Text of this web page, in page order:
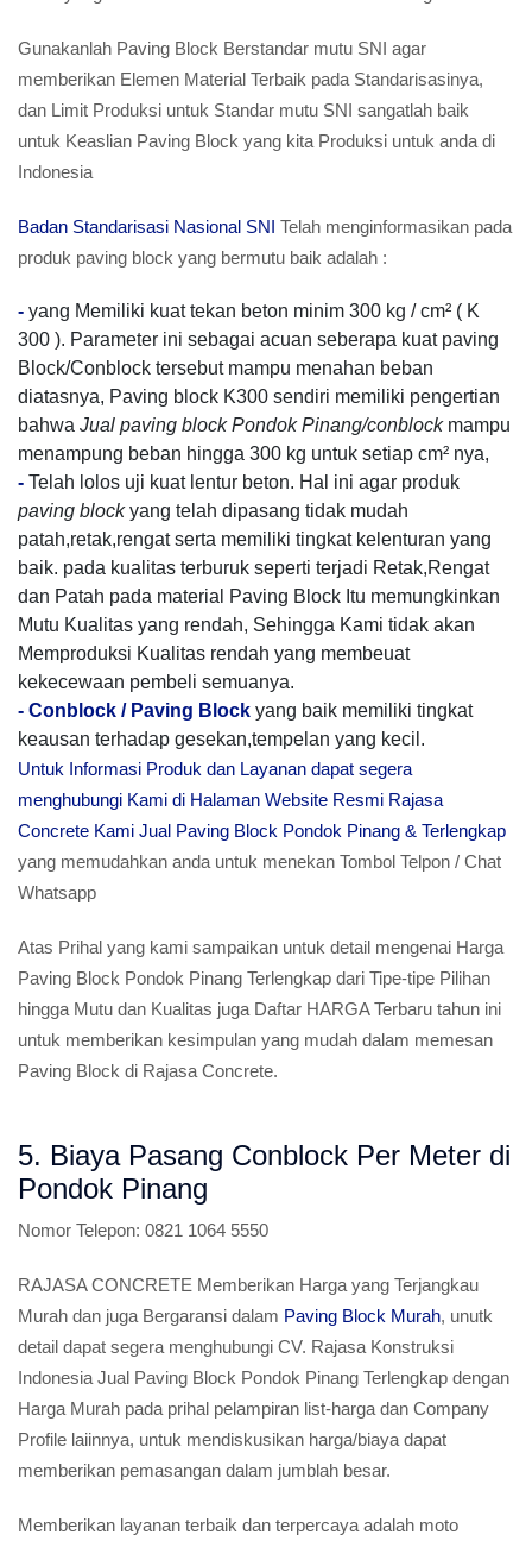
Gunakanlah Paving Block Berstandar mutu SNI agar
memberikan Elemen Material Terbaik pada Standarisasinya,
dan Limit Produksi untuk Standar mutu SNI sangatlah baik
untuk Keaslian Paving Block yang kita Produksi untuk anda di
Indonesia
Badan Standarisasi Nasional SNI Telah menginformasikan pada
produk paving block yang bermutu baik adalah :
- yang Memiliki kuat tekan beton minim 300 kg / cm² ( K
300 ). Parameter ini sebagai acuan seberapa kuat paving
Block/Conblock tersebut mampu menahan beban
diatasnya, Paving block K300 sendiri memiliki pengertian
bahwa Jual paving block Pondok Pinang/conblockmampu
menampung beban hingga 300 kg untuk setiap cm² nya,
- Telah lolos uji kuat lentur beton. Hal ini agar produk
paving blockyang telah dipasang tidak mudah
patah,retak,rengat serta memiliki tingkat kelenturan yang
baik. pada kualitas terburuk seperti terjadi Retak,Rengat
dan Patah pada material Paving Block Itu memungkinkan
Mutu Kualitas yang rendah, Sehingga Kami tidak akan
Memproduksi Kualitas rendah yang membeuat
kekecewaan pembeli semuanya.
- Conblock / Paving Block yang baik memiliki tingkat
keausan terhadap gesekan,tempelan yang kecil.
Untuk Informasi Produk dan Layanan dapat segera
menghubungi Kami di Halaman Website Resmi Rajasa
Concrete Kami Jual Paving Block Pondok Pinang & Terlengkap
yang memudahkan anda untuk menekan Tombol Telpon / Chat
Whatsapp
Atas Prihal yang kami sampaikan untuk detail mengenai Harga
Paving Block Pondok Pinang Terlengkap dari Tipe-tipe Pilihan
hingga Mutu dan Kualitas juga Daftar HARGA Terbaru tahun ini
untuk memberikan kesimpulan yang mudah dalam memesan
Paving Block di Rajasa Concrete.
5. Biaya Pasang Conblock Per Meter di
Pondok Pinang
Nomor Telepon: 0821 1064 5550
RAJASA CONCRETE Memberikan Harga yang Terjangkau
Murah dan juga Bergaransi dalam Paving Block Murah, unutk
detail dapat segera menghubungi CV. Rajasa Konstruksi
Indonesia Jual Paving Block Pondok Pinang Terlengkap dengan
Harga Murah pada prihal pelampiran list-harga dan Company
Profile laiinnya, untuk mendiskusikan harga/biaya dapat
memberikan pemasangan dalam jumblah besar.
Memberikan layanan terbaik dan terpercaya adalah moto